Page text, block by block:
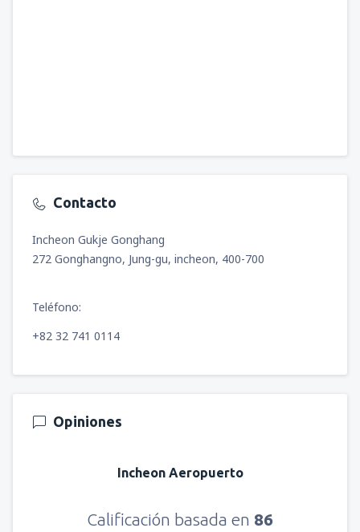
Contacto
Incheon Gukje Gonghang
272 Gonghangno, Jung-gu, incheon, 400-700
Teléfono:
+82 32 741 0114
Opiniones
Incheon Aeropuerto
Calificación basada en 86